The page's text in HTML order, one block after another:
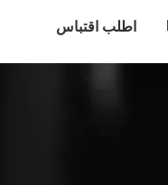
اطلب اقتباس